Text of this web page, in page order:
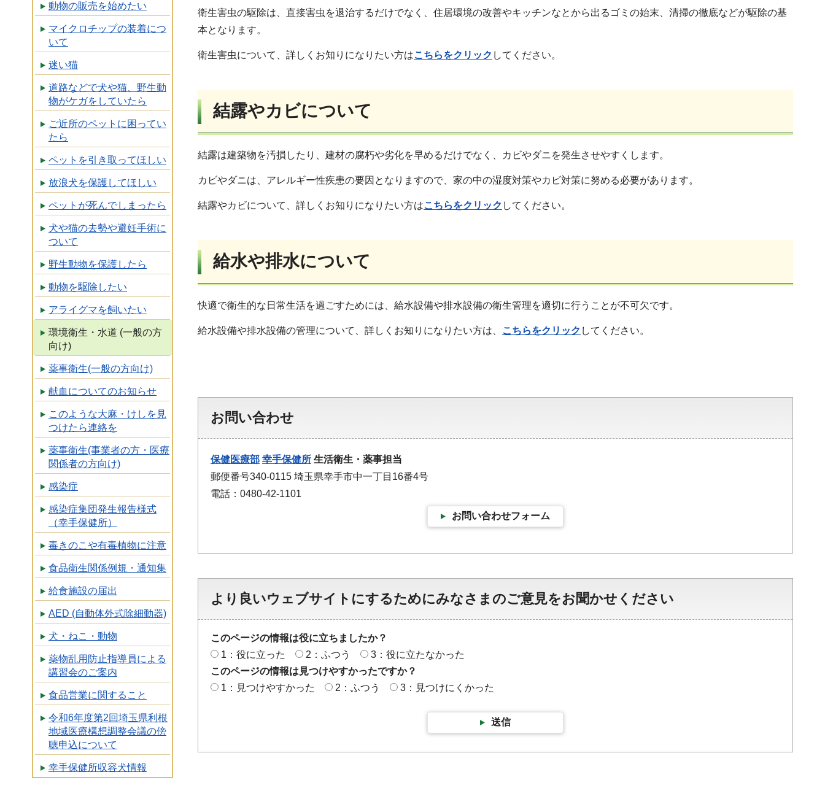
動物の販売を始めたい
マイクロチップの装着につ
いて
迷い猫
道路などで犬や猫、野生動
物がケガをしていたら
ご近所のペットに困ってい
たら
ペットを引き取ってほしい
放浪犬を保護してほしい
ペットが死んでしまったら
犬や猫の去勢や避妊手術に
ついて
野生動物を保護したら
動物を駆除したい
アライグマを飼いたい
環境衛生・水道 (一般の方
向け)
薬事衛生(一般の方向け)
献血についてのお知らせ
このような大麻・けしを見
つけたら連絡を
薬事衛生(事業者の方・医療
関係者の方向け)
感染症
感染症集団発生報告様式
（幸手保健所）
毒きのこや有毒植物に注意
食品衛生関係例規・通知集
給食施設の届出
AED (自動体外式除細動器)
犬・ねこ・動物
薬物乱用防止指導員による
講習会のご案内
食品営業に関すること
令和6年度第2回埼玉県利根
地域医療構想調整会議の傍
聴申込について
幸手保健所収容犬情報
衛生害虫の駆除は、直接害虫を退治するだけでなく、住居環境の改善やキッチンなとから出るゴミの始末、清掃の徹底などが駆除の基
本となります。
衛生害虫について、詳しくお知りになりたい方はこちらをクリック してください。
結露やカビについて
結露は建築物を汚損したり、建材の腐朽や劣化を早めるだけでなく、カビやダニを発生させやすくします。
カビやダニは、アレルギー性疾患の要因となりますので、家の中の湿度対策やカビ対策に努める必要があります。
結露やカビについて、詳しくお知りになりたい方はこちらをクリック してください。
給水や排水について
快適で衛生的な日常生活を過ごすためには、給水設備や排水設備の衛生管理を適切に行うことが不可欠です。
給水設備や排水設備の管理について、詳しくお知りになりたい方は、 こちらをクリック してください。
お問い合わせ
保健医療部 幸手保健所 生活衛生・薬事担当
郵便番号340-0115 埼玉県幸手市中一丁目16番4号
電話：0480-42-1101
お問い合わせフォーム
より良いウェブサイトにするためにみなさまのご意見をお聞かせください
このページの情報は役に立ちましたか？
1：役に立った
2：ふつう
3：役に立たなかった
このページの情報は見つけやすかったですか？
1：見つけやすかった
2：ふつう 3：見つけにくかった
送信